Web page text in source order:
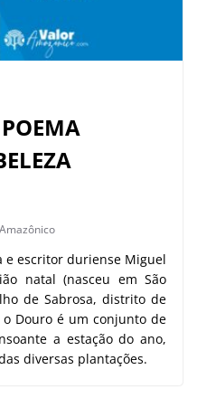
e escritor duriense Miguel
natal (nasceu em São
de Sabrosa, distrito de
o Douro é um conjunto de
a estação do ano,
diversas plantações.